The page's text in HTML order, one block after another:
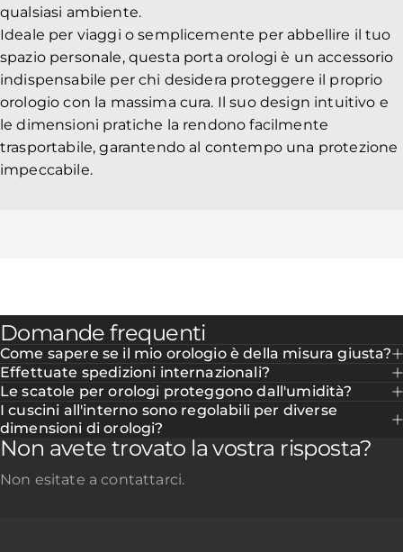
qualsiasi ambiente.
Ideale per viaggi o semplicemente per abbellire il tuo
spazio personale, questa porta orologi è un accessorio
indispensabile per chi desidera proteggere il proprio
orologio con la massima cura. Il suo design intuitivo e
le dimensioni pratiche la rendono facilmente
trasportabile, garantendo al contempo una protezione
impeccabile.
Domande frequenti
Come sapere se il mio orologio è della misura giusta?
Effettuate spedizioni internazionali?
Le scatole per orologi proteggono dall'umidità?
I cuscini all'interno sono regolabili per diverse
dimensioni di orologi?
Non avete trovato la vostra risposta?
Non esitate a contattarci.